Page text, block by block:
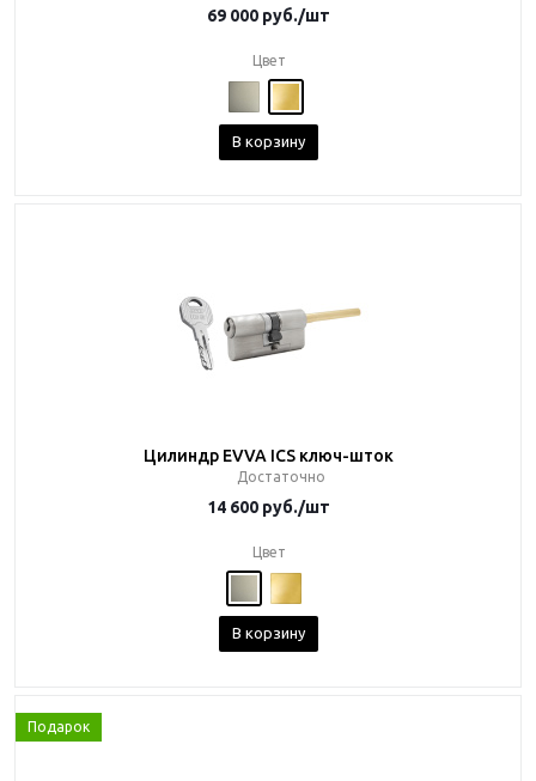
69 000 руб./шт
Цвет
В корзину
Цилиндр EVVA ICS ключ-шток
Достаточно
14 600 руб./шт
Цвет
В корзину
Подарок